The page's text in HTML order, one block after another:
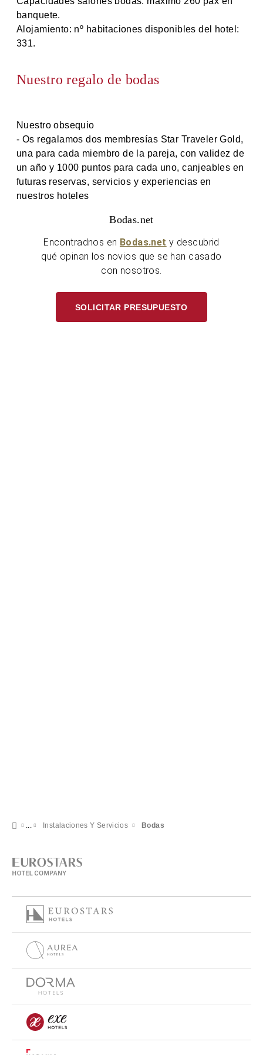
banquete.
Alojamiento: nº habitaciones disponibles del hotel:
331.
Nuestro regalo de bodas
Nuestro obsequio
- Os regalamos dos membresías Star Traveler Gold,
una para cada miembro de la pareja, con validez de
un año y 1000 puntos para cada uno, canjeables en
futuras reservas, servicios y experiencias en
nuestros hoteles
Bodas.net
Encontradnos en Bodas.net y descubrid
qué opinan los novios que se han casado
con nosotros.
SOLICITAR PRESUPUESTO
Instalaciones Y Servicios Bodas